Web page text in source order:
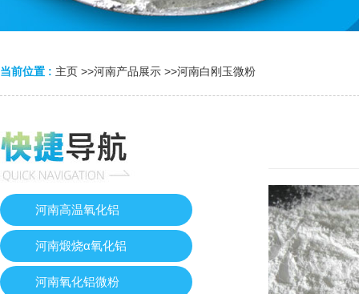
当前位置 : 主页 >>河南产品展示 >>河南白刚玉微粉
河南高温氧化铝
河南煅烧α氧化铝
河南氧化铝微粉